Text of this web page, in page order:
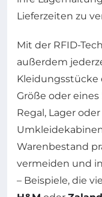
Lieferzeiten zu
Mit der RFID-
außerdem
Kleidungsstücke
Größe oder
Regal, Lager
Warenbestand
vermeiden und
– Beispiele, die